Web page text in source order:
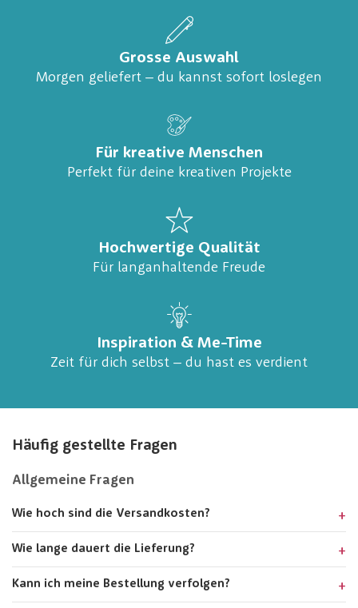
Grosse Auswahl
Morgen geliefert – du kannst sofort loslegen
Für kreative Menschen
Perfekt für deine kreativen Projekte
Hochwertige Qualität
Für langanhaltende Freude
Inspiration & Me-Time
Zeit für dich selbst – du hast es verdient
Häufig gestellte Fragen
Allgemeine Fragen
Wie hoch sind die Versandkosten?
Wie lange dauert die Lieferung?
Kann ich meine Bestellung verfolgen?